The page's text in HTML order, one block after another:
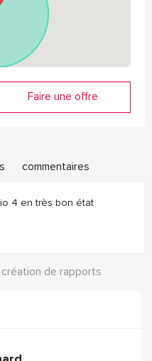
Faire une offre
commentaires
4 en très bon état
création de rapports